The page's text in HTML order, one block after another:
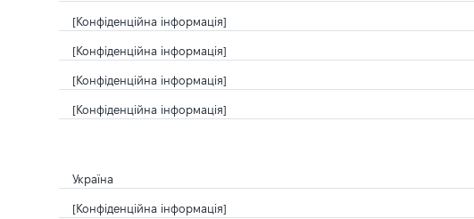
[Конфіденційна інформація]
[Конфіденційна інформація]
[Конфіденційна інформація]
[Конфіденційна інформація]
Україна
[Конфіденційна інформація]